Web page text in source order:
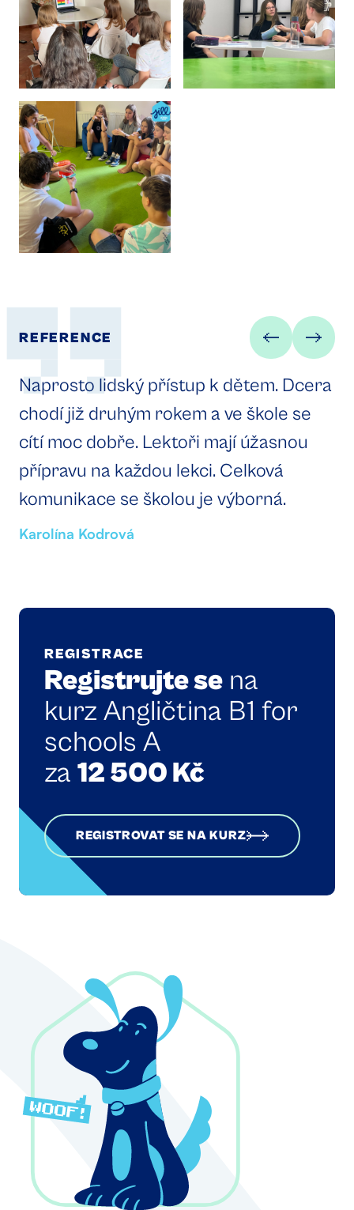
REFERENCE
Naprosto lidský přístup k dětem. Dcera
chodí již druhým rokem a ve škole se
cítí moc dobře. Lektoři mají úžasnou
přípravu na každou lekci. Celková
komunikace se školou je výborná.
Karolína Kodrová
REGISTRACE
Registrujte se na
kurz Angličtina B1 for
schools A
za 12 500 Kč
REGISTROVAT SE NA KURZ